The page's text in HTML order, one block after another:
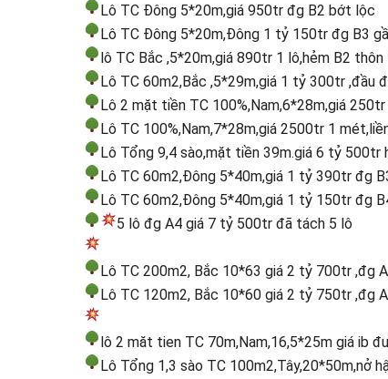
Lô TC Đông 5*20m,giá 950tr đg B2 bớt lộc
Lô TC Đông 5*20m,Đông 1 tỷ 150tr đg B3
lô TC Bắc ,5*20m,giá 890tr 1 lô,hẻm B2 thôn
Lô TC 60m2,Bắc ,5*29m,giá 1 tỷ 300tr ,đầu
Lô 2 mặt tiền TC 100%,Nam,6*28m,giá
Lô TC 100%,Nam,7*28m,giá 2500tr 1
Lô Tổng 9,4 sào,mặt tiền 39m.giá 6 tỷ 500tr
Lô TC 60m2,Đông 5*40m,giá 1 tỷ 390tr đg
Lô TC 60m2,Đông 5*40m,giá 1 tỷ 150tr đg
5 lô đg A4 giá 7 tỷ 500tr đã tách 5 lô
Lô TC 200m2, Bắc 10*63 giá 2 tỷ 700tr ,đg
Lô TC 120m2, Bắc 10*60 giá 2 tỷ 750tr ,đg
lô 2 măt tien TC 70m,Nam,16,5*25m giá ib
Lô Tổng 1,3 sào TC 100m2,Tây,20*50m,nở